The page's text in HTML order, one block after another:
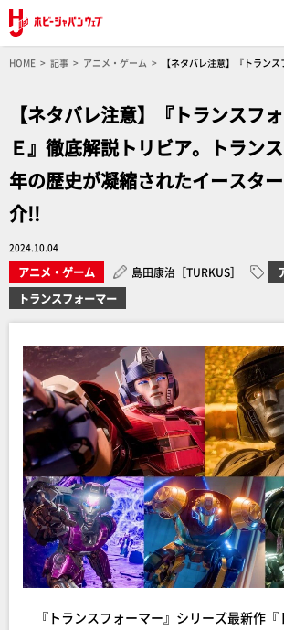
HOME 記事 アニメ・ゲーム
【ネタバレ注意】『トラン
【ネタバレ注意】『トランスフ
Ｅ』徹底解説トリビア。トラン
年の歴史が凝縮されたイースタ
介!!
2024.10.04
アニメ・ゲーム 島田康治［TURKUS］
トランスフォーマー
『トランスフォーマー』シリーズ最新作『